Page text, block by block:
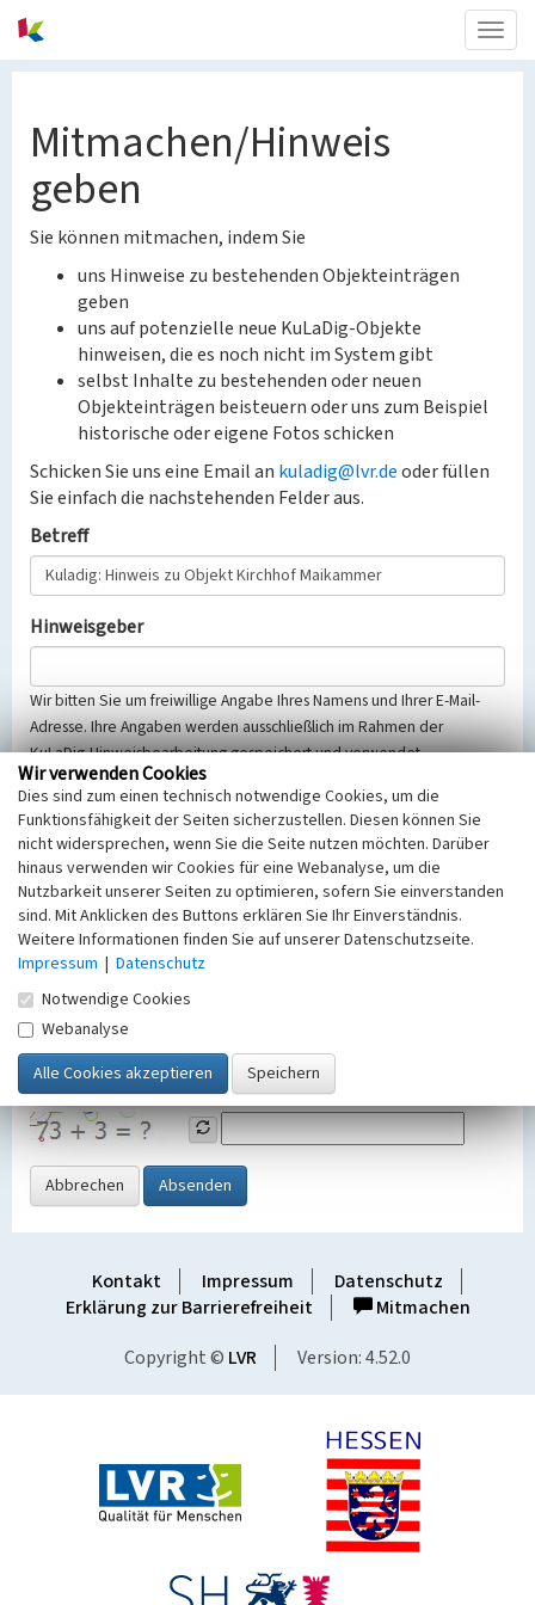
Mitmachen/Hinweis
geben
Sie können mitmachen, indem Sie
uns Hinweise zu bestehenden Objekteinträgen
geben
uns auf potenzielle neue KuLaDig-Objekte
hinweisen, die es noch nicht im System gibt
selbst Inhalte zu bestehenden oder neuen
Objekteinträgen beisteuern oder uns zum Beispiel
historische oder eigene Fotos schicken
Schicken Sie uns eine Email an kuladig@lvr.deoder füllen
Sie einfach die nachstehenden Felder aus.
Betreff
Hinweisgeber
Wir bitten Sie um freiwillige Angabe Ihres Namens und Ihrer E-Mail-
Adresse. Ihre Angaben werden ausschließlich im Rahmen der
KuLaDig-Hinweisbearbeitung gespeichert und verwendet.
Selbstverständlich werden diese entsprechend der Vorschriften des
Telemediengesetzes, des Datenschutzgesetzes NRW und der seit
dem 25.05.2018 gültigen Europäischen Datenschutzgrundverordnung
(EU-DSGVO) vertraulich behandelt, beachten Sie bitte unsere
Hinweise zumDatenschutz
Nachricht
SicherheitsabfrageTragen Sie unten das Rechenergebnis aus der
Grafik ein
Abbrechen Absenden
Kontakt Impressum
Datenschutz
Erklärung zur Barrierefreiheit
Mitmachen
Copyright © LVR Version: 4.52.0
Wir verwenden Cookies
Dies sind zum einen technisch notwendige Cookies, um die
Funktionsfähigkeit der Seiten sicherzustellen. Diesen können Sie
nicht widersprechen, wenn Sie die Seite nutzen möchten. Darüber
hinaus verwenden wir Cookies für eine Webanalyse, um die
Nutzbarkeit unserer Seiten zu optimieren, sofern Sie einverstanden
sind. Mit Anklicken des Buttons erklären Sie Ihr Einverständnis.
Weitere Informationen finden Sie auf unserer Datenschutzseite.
Impressum | Datenschutz
Notwendige Cookies
Webanalyse